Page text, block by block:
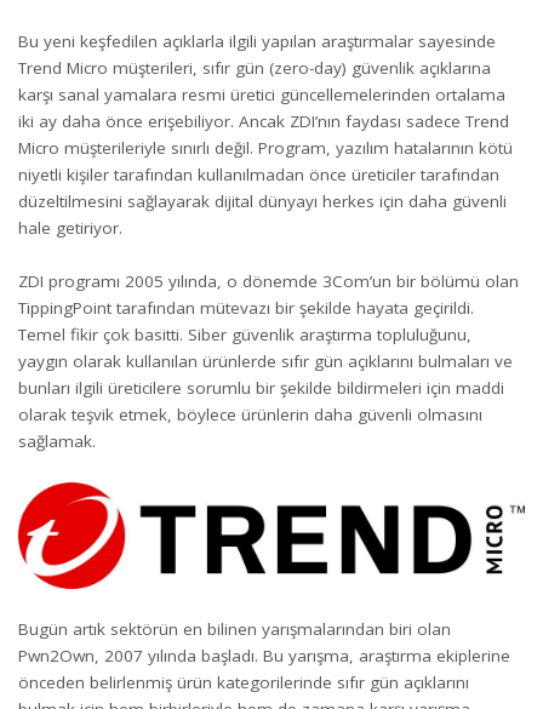
Bu yeni keşfedilen açıklarla ilgili yapılan araştırmalar sayesinde
Trend Micro müşterileri, sıfır gün (zero-day) güvenlik açıklarına
karşı sanal yamalara resmi üretici güncellemelerinden ortalama
iki ay daha önce erişebiliyor. Ancak ZDI’nın faydası sadece Trend
Micro müşterileriyle sınırlı değil. Program, yazılım hatalarının kötü
niyetli kişiler tarafından kullanılmadan önce üreticiler tarafından
düzeltilmesini sağlayarak dijital dünyayı herkes için daha güvenli
hale getiriyor.
ZDI programı 2005 yılında, o dönemde 3Com’un bir bölümü olan
TippingPoint tarafından mütevazı bir şekilde hayata geçirildi.
Temel fikir çok basitti. Siber güvenlik araştırma topluluğunu,
yaygın olarak kullanılan ürünlerde sıfır gün açıklarını bulmaları ve
bunları ilgili üreticilere sorumlu bir şekilde bildirmeleri için maddi
olarak teşvik etmek, böylece ürünlerin daha güvenli olmasını
sağlamak.
Bugün artık sektörün en bilinen yarışmalarından biri olan
Pwn2Own, 2007 yılında başladı. Bu yarışma, araştırma ekiplerine
önceden belirlenmiş ürün kategorilerinde sıfır gün açıklarını